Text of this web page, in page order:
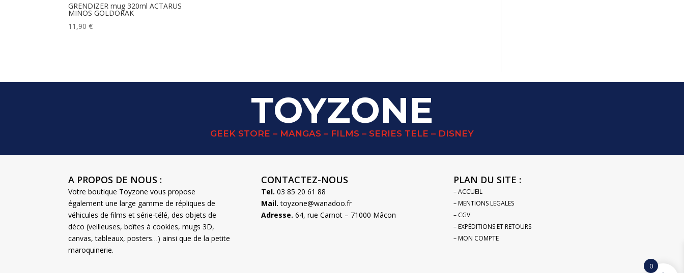
GRENDIZER mug 320ml ACTARUS
MINOS GOLDORAK
11,90€
TOYZONE
GEEK STORE – MANGAS – FILMS – SERIES TELE – DISNEY
A PROPOS DE NOUS :
Votre boutique Toyzone vous propose
également une large gamme de répliques de
véhicules de films et série-télé, des objets de
déco (veilleuses, boîtes à cookies, mugs 3D,
canvas, tableaux, posters…) ainsi que de la petite
maroquinerie.
CONTACTEZ-NOUS
Tel. 03 85 20 61 88
Mail. toyzone@wanadoo.fr
Adresse. 64, rue Carnot – 71000 Mâcon
PLAN DU SITE :
– ACCUEIL
– MENTIONS LEGALES
– CGV
– EXPÉDITIONS ET RETOURS
– MON COMPTE
0